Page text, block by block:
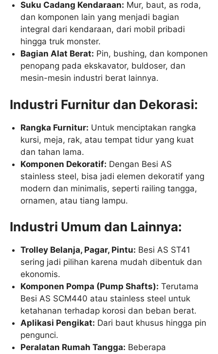
Suku Cadang Kendaraan: Mur, baut, as roda,
dan komponen lain yang menjadi bagian
integral dari kendaraan, dari mobil pribadi
hingga truk monster.
Bagian Alat Berat: Pin, bushing, dan komponen
penopang pada ekskavator, buldoser, dan
mesin-mesin industri berat lainnya.
Industri Furnitur dan Dekorasi:
Rangka Furnitur: Untuk menciptakan rangka
kursi, meja, rak, atau tempat tidur yang kuat
dan tahan lama.
Komponen Dekoratif: Dengan Besi AS
stainless steel, bisa jadi elemen dekoratif yang
modern dan minimalis, seperti railing tangga,
ornamen, atau tiang lampu.
Industri Umum dan Lainnya:
Trolley Belanja, Pagar, Pintu: Besi AS ST41
sering jadi pilihan karena mudah dibentuk dan
ekonomis.
Komponen Pompa (Pump Shafts): Terutama
Besi AS SCM440 atau stainless steel untuk
ketahanan terhadap korosi dan beban berat.
Aplikasi Pengikat: Dari baut khusus hingga pin
pengunci.
Peralatan Rumah Tangga: Beberapa